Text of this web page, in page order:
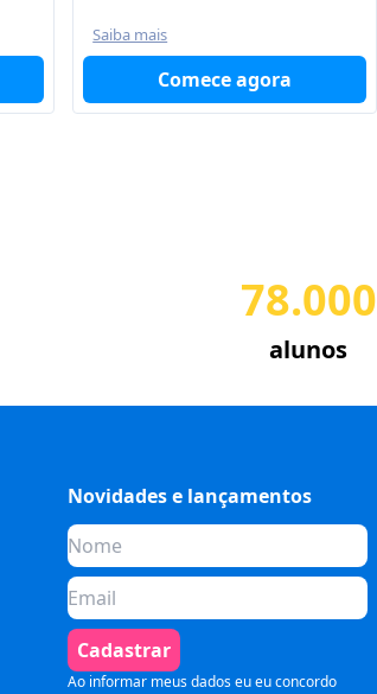
Saiba mais
Comece agora
78.000
alunos
Novidades e lançamentos
Cadastrar
Ao informar meus dados eu eu concordo